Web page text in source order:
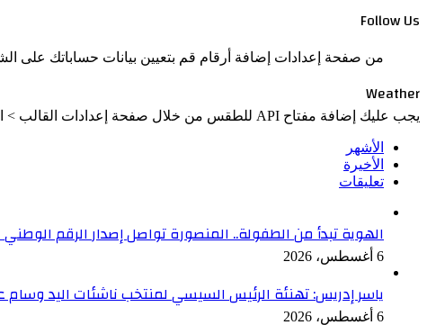
Follow Us
من صفحة إعدادات إضافة أرقام قم بتعيين بيانات حساباتك على
Weather
يجب عليك إضافة مفتاح API للطقس من خلال صفحة إعدادات القالب > الدمج.
الأشهر
الأخيرة
تعليقات
الهوية تبدأ من الطفولة.. المنصورة تواصل إصدار الرقم الوطني
6 أغسطس، 2026
ياسر إدريس: تهنئة الرئيس السيسي لمنتخب ناشئات اليد وسام
6 أغسطس، 2026